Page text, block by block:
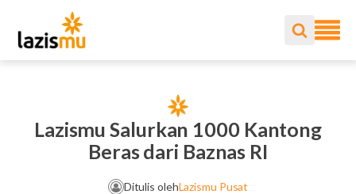
Lazismu Salurkan 1000 Kantong
Beras dari Baznas RI
Ditulis olehLazismu Pusat